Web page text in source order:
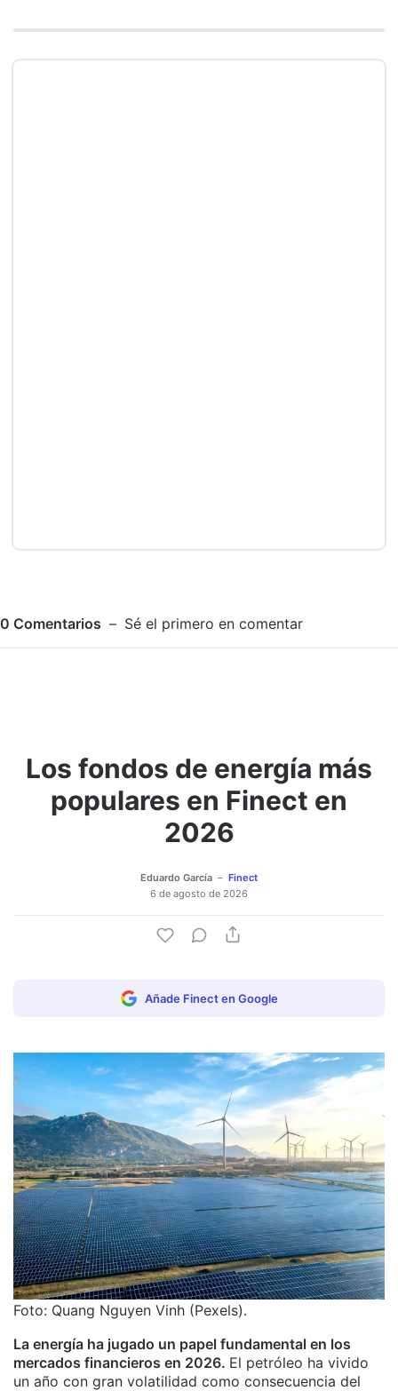
0 Comentarios Sé el primero en comentar
Adjuntar imagen Comentar
Los fondos de energía más
populares en Finect en
2026
Eduardo García
Finect
6 de agosto de 2026
Añade Finect en Google
Foto: Quang Nguyen Vinh (Pexels).
La energía ha jugado un papel fundamental en los
mercados financieros en 2026. El petróleo ha vivido
un año con gran volatilidad como consecuencia del